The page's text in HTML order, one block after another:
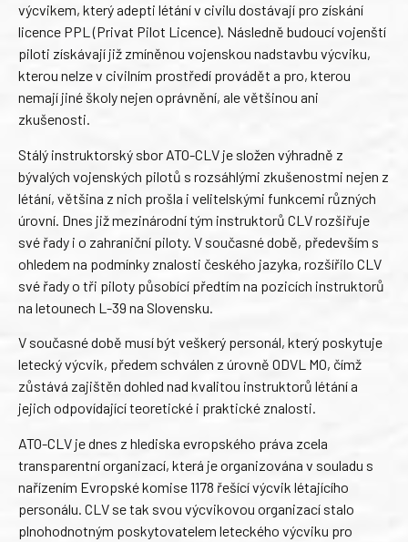
výcvikem, který adepti létání v civilu dostávají pro získání
licence PPL (Privat Pilot Licence). Následně budoucí vojenští
piloti získávají již zmíněnou vojenskou nadstavbu výcviku,
kterou nelze v civilním prostředí provádět a pro, kterou
nemají jiné školy nejen oprávnění, ale většinou ani
zkušenosti.
Stálý instruktorský sbor ATO-CLV je složen výhradně z
bývalých vojenských pilotů s rozsáhlými zkušenostmi nejen z
létání, většina z nich prošla i velitelskými funkcemi různých
úrovní. Dnes již mezinárodní tým instruktorů CLV rozšiřuje
své řady i o zahraniční piloty. V současné době, především s
ohledem na podmínky znalosti českého jazyka, rozšířilo CLV
své řady o tři piloty působící předtím na pozicích instruktorů
na letounech L-39 na Slovensku.
V současné době musí být veškerý personál, který poskytuje
letecký výcvik, předem schválen z úrovně ODVL MO, čímž
zůstává zajištěn dohled nad kvalitou instruktorů létání a
jejich odpovídající teoretické i praktické znalosti.
ATO-CLV je dnes z hlediska evropského práva zcela
transparentní organizací, která je organizována v souladu s
nařízením Evropské komise 1178 řešící výcvik létajícího
personálu. CLV se tak svou výcvikovou organizací stalo
plnohodnotným poskytovatelem leteckého výcviku pro